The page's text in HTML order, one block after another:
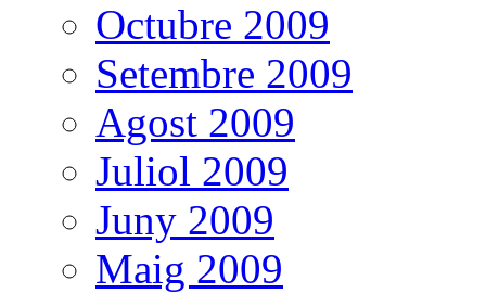
Octubre 2009
Setembre 2009
Agost 2009
Juliol 2009
Juny 2009
Maig 2009